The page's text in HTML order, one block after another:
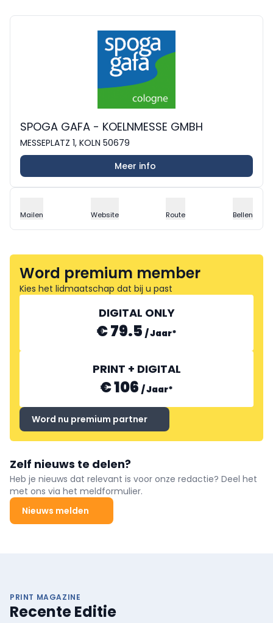
SPOGA GAFA - KOELNMESSE GMBH
MESSEPLATZ 1, KOLN 50679
Meer info
Mailen Website Route Bellen
Word premium member
Kies het lidmaatschap dat bij u past
DIGITAL ONLY
€ 79.5 /Jaar*
PRINT + DIGITAL
€ 106 /Jaar*
Word nu premium partner
Zelf nieuws te delen?
Heb je nieuws dat relevant is voor onze redactie? Deel het
met ons via het meldformulier.
Nieuws melden
PRINT MAGAZINE
Recente Editie